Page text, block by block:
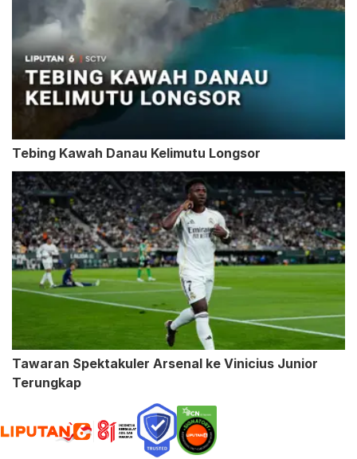
Tebing Kawah Danau Kelimutu Longsor
Tawaran Spektakuler Arsenal ke Vinicius Junior
Terungkap